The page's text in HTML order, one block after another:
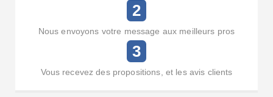
2
Nous envoyons votre message aux meilleurs pros
3
Vous recevez des propositions, et les avis clients